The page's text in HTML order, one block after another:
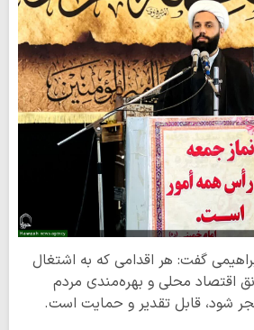
گفت: هر اقدامی که به اشتغال
اقتصاد محلی و بهره‌مندی مردم
شود، قابل تقدیر و حمایت است.